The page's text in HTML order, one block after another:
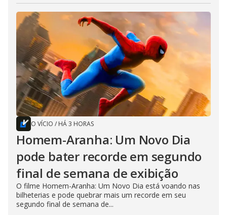
O VÍCIO / HÁ 3 HORAS
Homem-Aranha: Um Novo Dia
pode bater recorde em segundo
final de semana de exibição
O filme Homem-Aranha: Um Novo Dia está voando nas
bilheterias e pode quebrar mais um recorde em seu
segundo final de semana de...